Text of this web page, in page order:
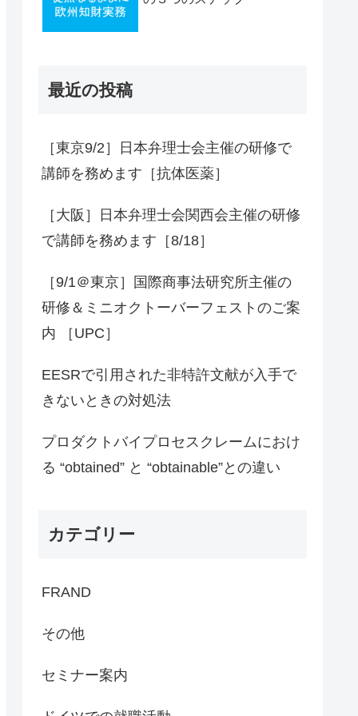
最近の投稿
［東京9/2］日本弁理士会主催の研修で
講師を務めます［抗体医薬］
［大阪］日本弁理士会関西会主催の研修
で講師を務めます［8/18］
［9/1＠東京］国際商事法研究所主催の
研修＆ミニオクトーバーフェストのご案
内 ［UPC］
EESRで引用された非特許文献が入手で
きないときの対処法
プロダクトバイプロセスクレームにおけ
る “obtained” と “obtainable”との違い
カテゴリー
FRAND
その他
セミナー案内